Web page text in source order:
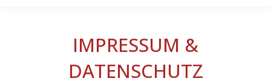
IMPRESSUM &
DATENSCHUTZ